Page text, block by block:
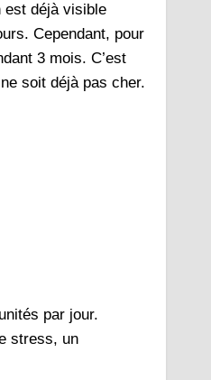
est déjà visible
Cependant, pour
3 mois. C’est
soit déjà pas cher.
par jour.
stress, un